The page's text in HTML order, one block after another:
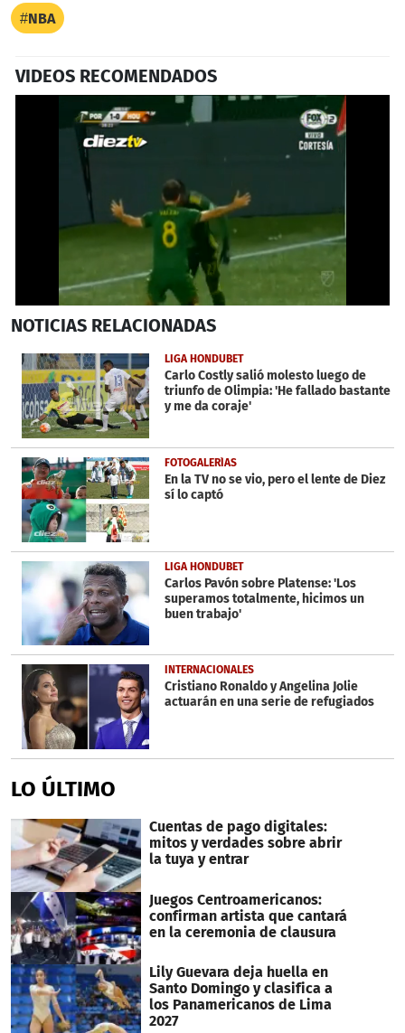
NBA
VIDEOS RECOMENDADOS
seconds
1
minute,
13
seconds
NOTICIAS RELACIONADAS
LIGA HONDUBET
Carlo Costly salió molesto luego de
triunfo de Olimpia: 'He fallado bastante
y me da coraje'
FOTOGALERÍAS
En la TV no se vio, pero el lente de Diez
sí lo captó
LIGA HONDUBET
Carlos Pavón sobre Platense: 'Los
superamos totalmente, hicimos un
buen trabajo'
INTERNACIONALES
Cristiano Ronaldo y Angelina Jolie
actuarán en una serie de refugiados
LO ÚLTIMO
Cuentas de pago digitales:
mitos y verdades sobre abrir
la tuya y entrar
Juegos Centroamericanos:
confirman artista que cantará
en la ceremonia de clausura
Lily Guevara deja huella en
Santo Domingo y clasifica a
los Panamericanos de Lima
2027